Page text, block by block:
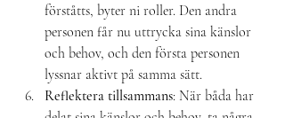
förståtts, byter ni roller. Den andra
personen får nu uttrycka sina känslor
och behov, och den första personen
lyssnar aktivt på samma sätt.
Reflektera tillsammans: När båda har